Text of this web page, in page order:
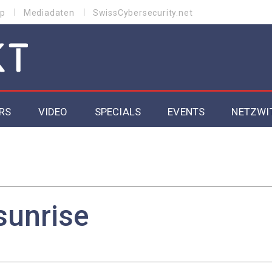
Mediadaten SwissCybersecurity.net
VIDEO SPECIALS EVENTS